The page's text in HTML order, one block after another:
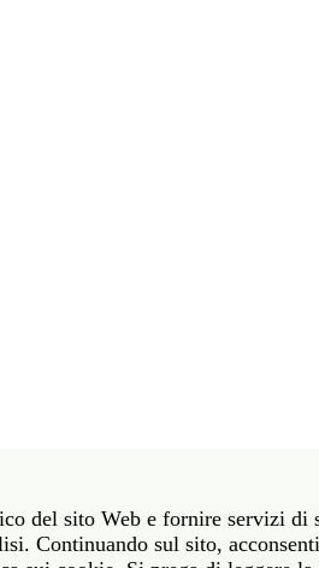
06 5810788
751 7200 · f 212 751 7220
del sito Web e fornire servizi di
Continuando sul sito,